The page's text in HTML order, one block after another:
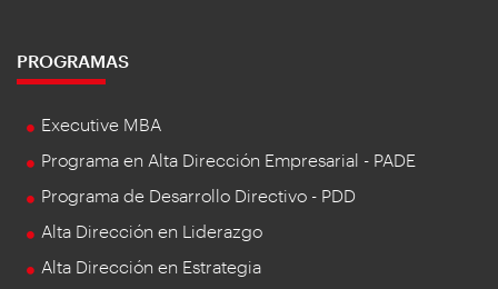
PROGRAMAS
Executive MBA
Programa en Alta Dirección Empresarial - PADE
Programa de Desarrollo Directivo - PDD
Alta Dirección en Liderazgo
Alta Dirección en Estrategia